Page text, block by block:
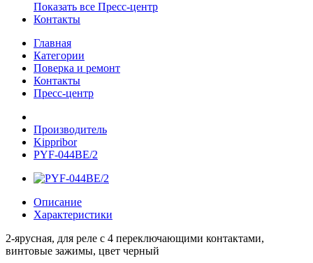
Показать все Пресс-центр
Контакты
Главная
Категории
Поверка и ремонт
Контакты
Пресс-центр
Производитель
Kippribor
PYF-044BE/2
Описание
Характеристики
2-ярусная, для реле с 4 переключающими контактами,
винтовые зажимы, цвет черный